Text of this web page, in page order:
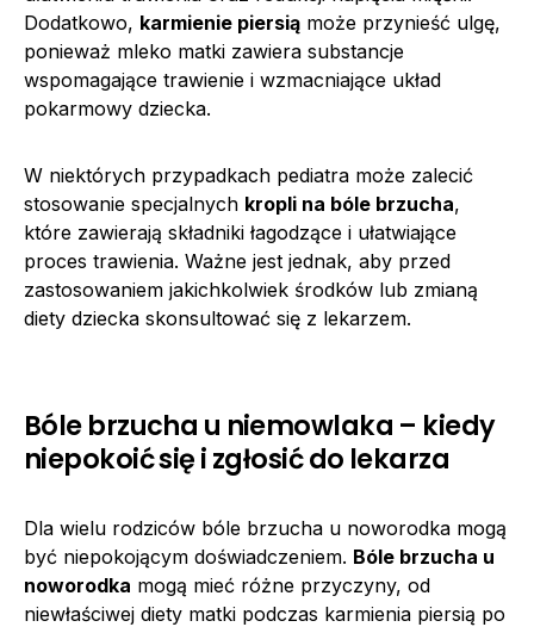
Dodatkowo, karmienie piersią może przynieść ulgę,
ponieważ mleko matki zawiera substancje
wspomagające trawienie i wzmacniające układ
pokarmowy dziecka.
W niektórych przypadkach pediatra może zalecić
stosowanie specjalnych kropli na bóle brzucha,
które zawierają składniki łagodzące i ułatwiające
proces trawienia. Ważne jest jednak, aby przed
zastosowaniem jakichkolwiek środków lub zmianą
diety dziecka skonsultować się z lekarzem.
Bóle brzucha u niemowlaka – kiedy
niepokoić się i zgłosić do lekarza
Dla wielu rodziców bóle brzucha u noworodka mogą
być niepokojącym doświadczeniem. Bóle brzucha u
noworodka mogą mieć różne przyczyny, od
niewłaściwej diety matki podczas karmienia piersią po